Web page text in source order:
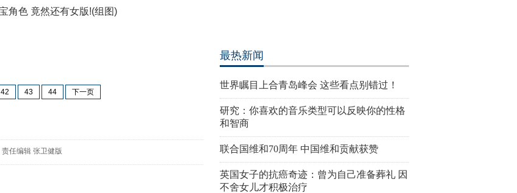
42 43 44 下一页
责任编辑 张卫健版
最热新闻
世界瞩目上合青岛峰会 这些看点别错过！
研究：你喜欢的音乐类型可以反映你的性格
和智商
联合国维和70周年 中国维和贡献获赞
英国女子的抗癌奇迹：曾为自己准备葬礼 因
不舍女儿才积极治疗